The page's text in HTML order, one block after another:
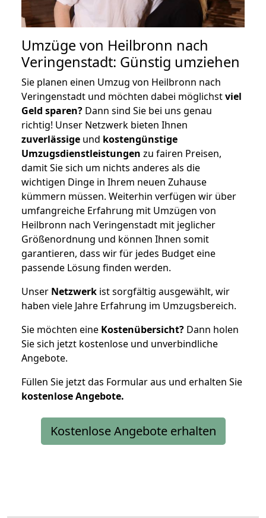
Umzüge von Heilbronn nach
Veringenstadt: Günstig umziehen
Sie planen einen Umzug von Heilbronn nach
Veringenstadt und möchten dabei möglichstviel
Geld sparen? Dann sind Sie bei uns genau
richtig! Unser Netzwerk bieten Ihnen
zuverlässige und kostengünstige
Umzugsdienstleistungen zu fairen Preisen,
damit Sie sich um nichts anderes als die
wichtigen Dinge in Ihrem neuen Zuhause
kümmern müssen. Weiterhin verfügen wir über
umfangreiche Erfahrung mit Umzügen von
Heilbronn nach Veringenstadt mit jeglicher
Größenordnung und können Ihnen somit
garantieren, dass wir für jedes Budget eine
passende Lösung finden werden.
Unser Netzwerk ist sorgfältig ausgewählt, wir
haben viele Jahre Erfahrung im Umzugsbereich.
Sie möchten eine Kostenübersicht? Dann holen
Sie sich jetzt kostenlose und unverbindliche
Angebote.
Füllen Sie jetzt das Formular aus und erhalten Sie
kostenloseAngebote.
Kostenlose Angebote erhalten